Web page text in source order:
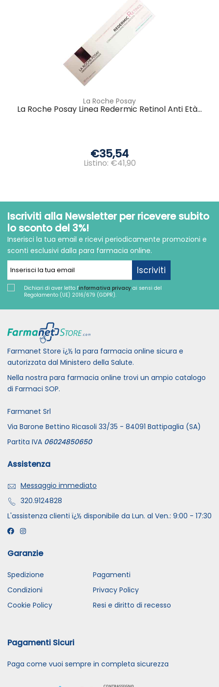
La Roche Posay
La Roche Posay Linea Redermic Retinol Anti Età...
€35,54
Listino: €41,90
Iscriviti alla Newsletter per ricevere subito
lo sconto del 3%!
Inserisci la tua email e ricevi periodicamente promozioni e
sconti esclusivi dalla para farmacia online.
Iscriviti
Dichiari di aver letto l'informativa privacy ai sensi del
Regolamento (UE) 2016/679 (GDPR).
Farmanet Store ï¿½ la para farmacia online sicura e
autorizzata dal Ministero della Salute.
Nella nostra para farmacia online trovi un ampio catalogo
di Farmaci SOP.
Farmanet Srl
Via Barone Bettino Ricasoli 33/35 - 84091 Battipaglia (SA)
Partita IVA 06024850650
Assistenza
Messaggio immediato
320.9124828
L'assistenza clienti ï¿½ disponibile da Lun. al Ven.: 9:00 - 17:30
Garanzie
Spedizione
Pagamenti
Condizioni
Privacy Policy
Cookie Policy
Resi e diritto di recesso
Pagamenti Sicuri
Paga come vuoi sempre in completa sicurezza